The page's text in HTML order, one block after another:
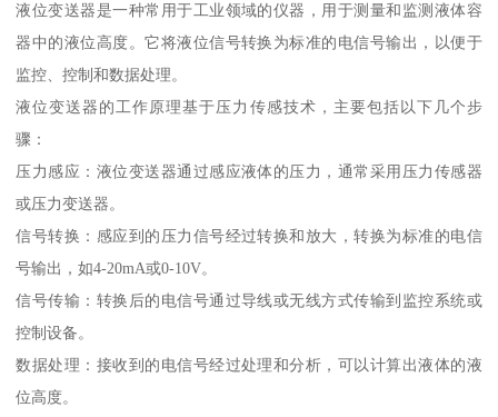
液位变送器是一种常用于工业领域的仪器，用于测量和监测液体容
器中的液位高度。它将液位信号转换为标准的电信号输出，以便于
监控、控制和数据处理。
液位变送器的工作原理基于压力传感技术，主要包括以下几个步
骤：
压力感应：液位变送器通过感应液体的压力，通常采用压力传感器
或压力变送器。
信号转换：感应到的压力信号经过转换和放大，转换为标准的电信
号输出，如4-20mA或0-10V。
信号传输：转换后的电信号通过导线或无线方式传输到监控系统或
控制设备。
数据处理：接收到的电信号经过处理和分析，可以计算出液体的液
位高度。